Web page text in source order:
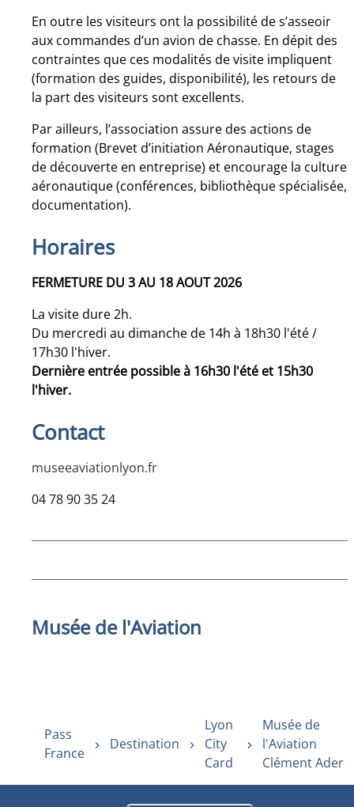
En outre les visiteurs ont la possibilité de s’asseoir
aux commandes d’un avion de chasse. En dépit des
contraintes que ces modalités de visite impliquent
(formation des guides, disponibilité), les retours de
la part des visiteurs sont excellents.
Par ailleurs, l’association assure des actions de
formation (Brevet d’initiation Aéronautique, stages
de découverte en entreprise) et encourage la culture
aéronautique (conférences, bibliothèque spécialisée,
documentation).
Horaires
FERMETURE DU 3 AU 18 AOUT 2026
La visite dure 2h.
Du mercredi au dimanche de 14h à 18h30 l'été /
17h30 l'hiver.
Dernière entrée possible à 16h30 l'été et 15h30
l'hiver.
Contact
museeaviationlyon.fr
04 78 90 35 24
Musée de l'Aviation
Pass
France
Destination
Lyon
City
Card
Musée de
l'Aviation
Clément Ader